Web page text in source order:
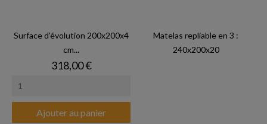
Surface d'évolution 200x200x4
cm...
Prix
318,00 €
Ajouter au panier
Matelas repliable en 3 :
240x200x20